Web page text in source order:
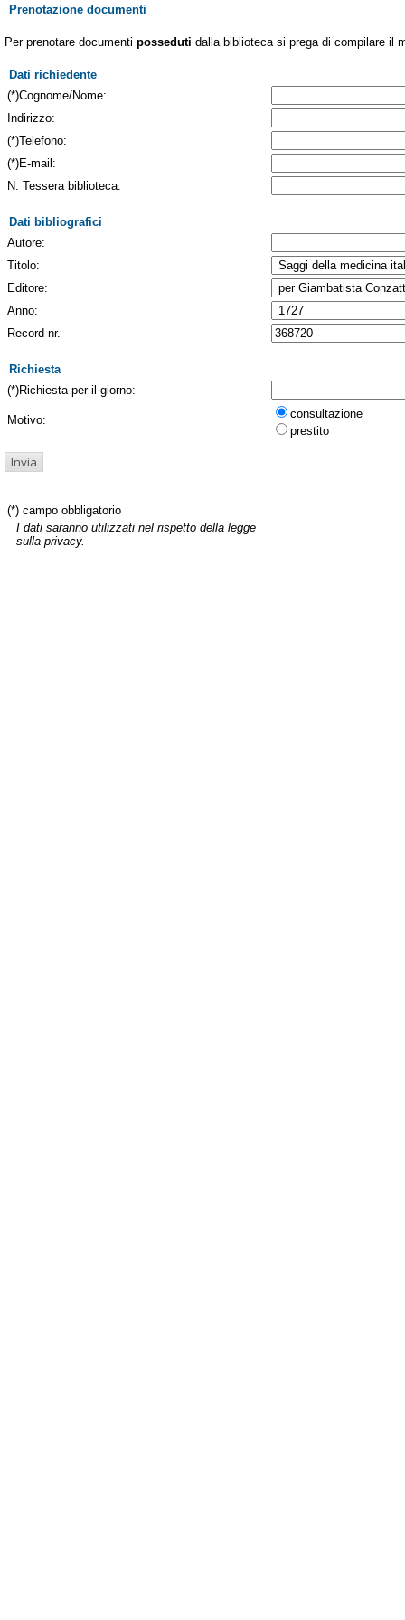
Prenotazione documenti
Per prenotare documenti posseduti dalla biblioteca si prega di compilare il
Dati richiedente
(*)Cognome/Nome:
Indirizzo:
(*)Telefono:
(*)E-mail:
N. Tessera biblioteca:
Dati bibliografici
Autore:
Titolo:
Editore:
Anno:
Record nr.
Richiesta
(*)Richiesta per il giorno:
Motivo:
consultazione
prestito
(*) campo obbligatorio
I dati saranno utilizzati nel rispetto della legge
sulla privacy.